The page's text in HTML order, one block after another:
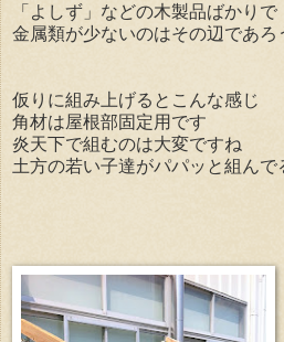
「よしず」などの木製品ばかりで
金属類が少ないのはその辺であろ
仮りに組み上げるとこんな感じ
角材は屋根部固定用です
炎天下で組むのは大変ですね
土方の若い子達がパパッと組んで